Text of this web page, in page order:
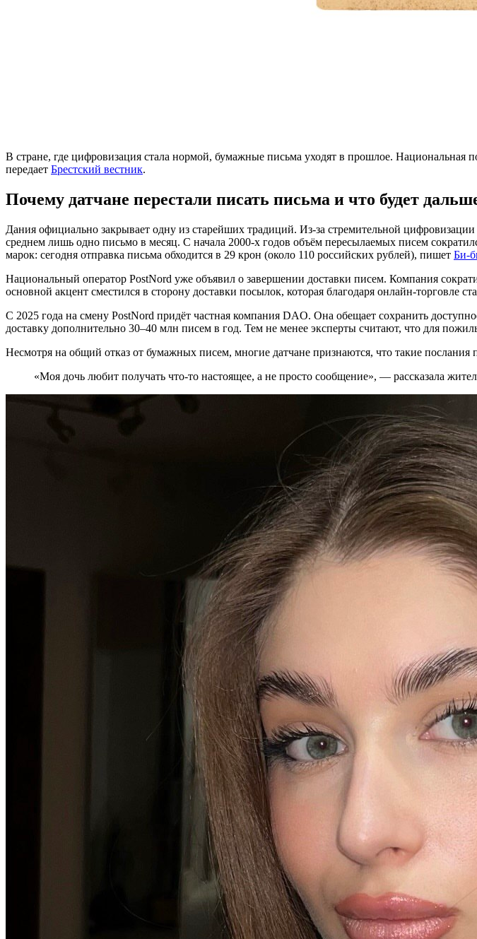
В стране, где цифровизация стала нормой, бумажные письма уходят в прошлое. Национальная
передает Брестский вестник.
Почему датчане перестали писать письма и что будет
Дания официально закрывает одну из старейших традиций. Из-за стремительной
среднем лишь одно письмо в месяц. С начала 2000-х годов объём пересылаемых писем
марок: сегодня отправка письма обходится в 29 крон (около 110 российских рублей), пишет Би-
Национальный оператор PostNord уже объявил о завершении доставки писем. Компания
основной акцент сместился в сторону доставки посылок, которая благодаря онлайн-торговле
С 2025 года на смену PostNord придёт частная компания DAO. Она обещает сохранить
доставку дополнительно 30–40 млн писем в год. Тем не менее эксперты считают, что для
Несмотря на общий отказ от бумажных писем, многие датчане признаются, что такие послания
«Моя дочь любит получать что-то настоящее, а не просто сообщение», — рассказала